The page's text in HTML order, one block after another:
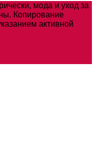
мода и уход за
Копирование
активной